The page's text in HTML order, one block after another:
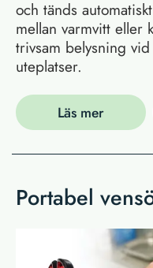
och tänds
mellan varmvitt eller
trivsam belysning
uteplatser.
Läs mer
Portabel